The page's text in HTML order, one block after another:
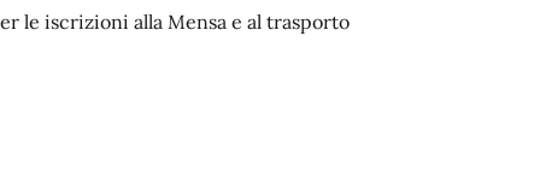
le iscrizioni alla Mensa e al trasporto